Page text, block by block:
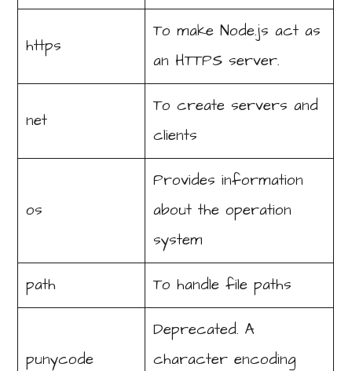
https
To make Node.js act as
an HTTPS server.
net
To create servers and
clients
os
Provides information
about the operation
system
path To handle file paths
punycode
Deprecated. A
character encoding